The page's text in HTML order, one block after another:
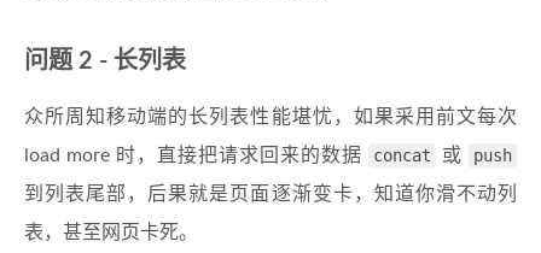
问题 2 - 长列表
众所周知移动端的长列表性能堪忧，如果采用前文每次
load more 时，直接把请求回来的数据
concat 或
push
到列表尾部，后果就是页面逐渐变卡，知道你滑不动列
表，甚至网页卡死。